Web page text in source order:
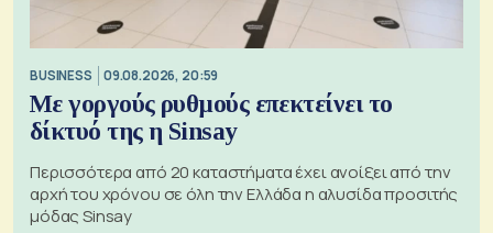
BUSINESS 09.08.2026, 20:59
Με γοργούς ρυθμούς επεκτείνει το
δίκτυό της η Sinsay
Περισσότερα από 20 καταστήματα έχει ανοίξει από την
αρχή του χρόνου σε όλη την Ελλάδα η αλυσίδα προσιτής
μόδας Sinsay